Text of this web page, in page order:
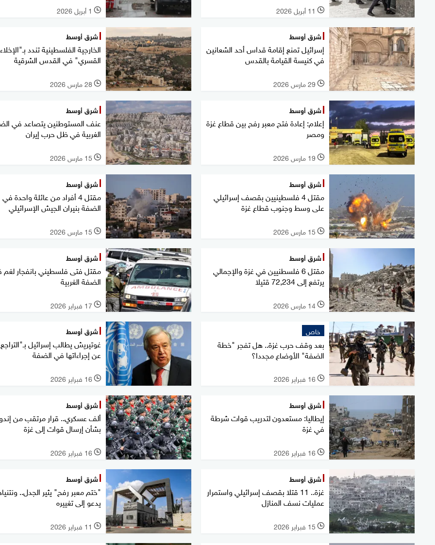
l 11 أبريل 2026 l 1 أبريل 2026
شرق أوسط
إسرائيل تمنع إقامة قداس أحد الشعانين
في كنيسة القيامة بالقدس
l 29 مارس 2026
شرق أوسط
الخارجية الفلسطينية تندد بـ"الإخلاء
القسري" في القدس الشرقية
l 28 مارس 2026
شرق أوسط
إعلام: إعادة فتح معبر رفح بين قطاع غزة
ومصر
l 19 مارس 2026
شرق أوسط
عنف المستوطنين يتصاعد في
الغربية في ظل حرب إيران
l 15 مارس 2026
شرق أوسط
مقتل 4 فلسطينيين بقصف إسرائيلي
على وسط وجنوب قطاع غزة
l 15 مارس 2026
شرق أوسط
مقتل 4 أفراد من عائلة واحدة في
الضفة بنيران الجيش الإسرائيلي
l 15 مارس 2026
شرق أوسط
مقتل 6 فلسطنيين في غزة والإجمالي
يرتفع إلى 72,234 قتيلا
l 14 مارس 2026
شرق أوسط
مقتل فتى فلسطيني بانفجار
الضفة الغربية
l 17 فبراير 2026
خاص
بعد وقف حرب غزة.. هل تفجر "خطة
الضفة" الأوضاع مجددا؟
l 16 فبراير 2026
شرق أوسط
غوتيريش يطالب إسرائيل
عن إجراءاتها في الضفة
l 16 فبراير 2026
شرق أوسط
إيطاليا: مستعدون لتدريب قوات شرطة
في غزة
l 16 فبراير 2026
شرق أوسط
ألف عسكري.. قرار مرتقب من
بشأن إرسال قوات إلى غزة
l 16 فبراير 2026
شرق أوسط
غزة.. 11 قتلا بقصف إسرائيلي واستمرار
عمليات نسف المنازل
l 15 فبراير 2026
شرق أوسط
"ختم معبر رفح" يثير الجدل..
يدعو إلى تغييره
l 11 فبراير 2026